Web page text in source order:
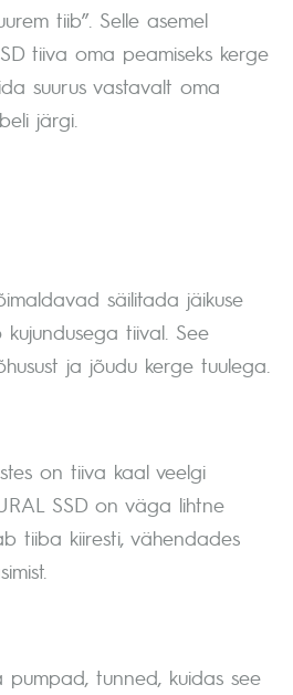
tiib”. Selle asemel
tiiva oma peamiseks kerge
suurus vastavalt oma
järgi.
säilitada jäikuse
tiival. See
ja jõudu kerge tuulega.
on tiiva kaal veelgi
SSD on väga lihtne
tiiba kiiresti, vähendades
tunned, kuidas see